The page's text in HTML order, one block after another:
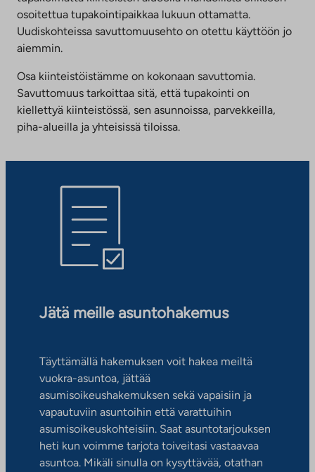
osoitettua tupakointipaikkaa lukuun ottamatta.
Uudiskohteissa savuttomuusehto on otettu käyttöön jo
aiemmin.
Osa kiinteistöistämme on kokonaan savuttomia.
Savuttomuus tarkoittaa sitä, että tupakointi on
kiellettyä kiinteistössä, sen asunnoissa, parvekkeilla,
piha-alueilla ja yhteisissä tiloissa.
Jätä meille asuntohakemus
Täyttämällä hakemuksen voit hakea meiltä
vuokra-asuntoa, jättää
asumisoikeushakemuksen sekä vapaisiin ja
vapautuviin asuntoihin että varattuihin
asumisoikeuskohteisiin. Saat asuntotarjouksen
heti kun voimme tarjota toiveitasi vastaavaa
asuntoa. Mikäli sinulla on kysyttävää, otathan